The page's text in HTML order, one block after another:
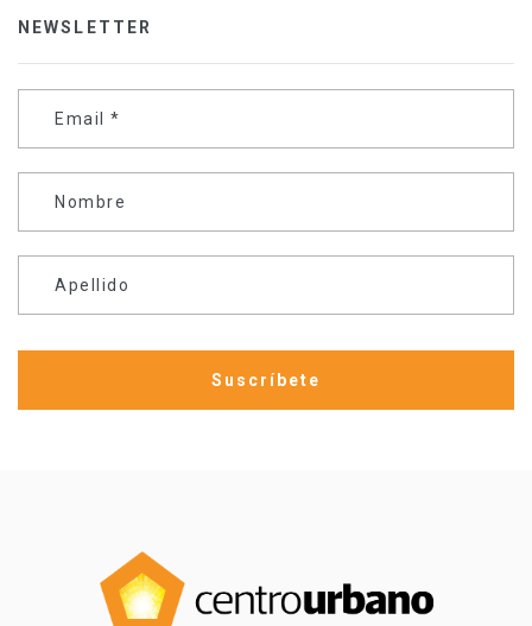
NEWSLETTER
Email *
Nombre
Apellido